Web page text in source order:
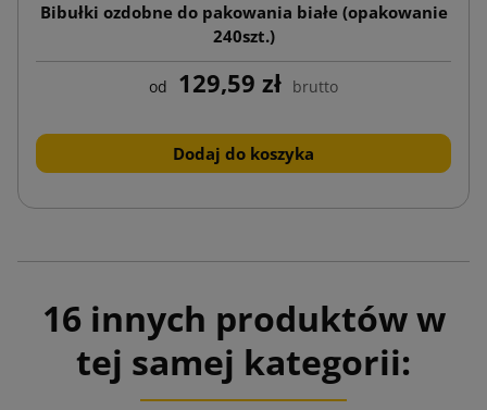
Bibułki ozdobne do pakowania białe (opakowanie
240szt.)
od 129,59 zł brutto
Dodaj do koszyka
16 innych produktów w
tej samej kategorii: